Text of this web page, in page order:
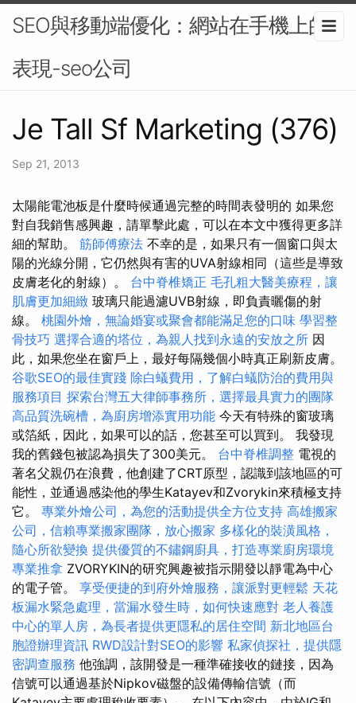
SEO與移動端優化：網站在手機上的
表現-seo公司
Je Tall Sf Marketing (376)
Sep 21, 2013
太陽能電池板是什麼時候通過完整的時間表發明的 如果您
對自我銷售感興趣，請單擊此處，可以在本文中獲得更多詳
細的幫助。 筋師傅療法 不幸的是，如果只有一個窗口與太
陽的光線分開，它仍然與有害的UVA射線相同（這些是導致
皮膚老化的射線）。 台中脊椎矯正 毛孔粗大醫美療程，讓
肌膚更加細緻 玻璃只能過濾UVB射線，即負責曬傷的射
線。 桃園外燴，無論婚宴或聚會都能滿足您的口味 學習整
骨技巧 選擇合適的塔位，為親人找到永遠的安放之所 因
此，如果您坐在窗戶上，最好每隔幾個小時真正刷新皮膚。
谷歌SEO的最佳實踐 除白蟻費用，了解白蟻防治的費用與
服務項目 探索台灣五大律師事務所，選擇最具實力的團隊
高品質洗碗槽，為廚房增添實用功能 今天有特殊的窗玻璃
或箔紙，因此，如果可以的話，您甚至可以買到。 我發現
我的舊錢包被認為損失了300美元。 台中脊椎調整 電視的
著名父親仍在浪費，他創建了CRT原型，認識到該地區的可
能性，並通過感染他的學生Katayev和Zvorykin來積極支持
它。 專業外燴公司，為您的活動提供全方位支持 高雄搬家
公司，信賴專業搬家團隊，放心搬家 多樣化的裝潢風格，
隨心所欲變換 提供優質的不鏽鋼廚具，打造專業廚房環境
專業推拿 ZVORYKIN的研究興趣被指示開發以靜電為中心
的電子管。 享受便捷的到府外燴服務，讓派對更輕鬆 天花
板漏水緊急處理，當漏水發生時，如何快速應對 老人養護
中心的單人房，為長者提供更隱私的居住空間 新北地區台
胞證辦理資訊 RWD設計對SEO的影響 私家偵探社，提供隱
密調查服務 他強調，該開發是一種準確接收的鏈接，因為
信號可以通過基於Nipkov磁盤的設備傳輸信號（而